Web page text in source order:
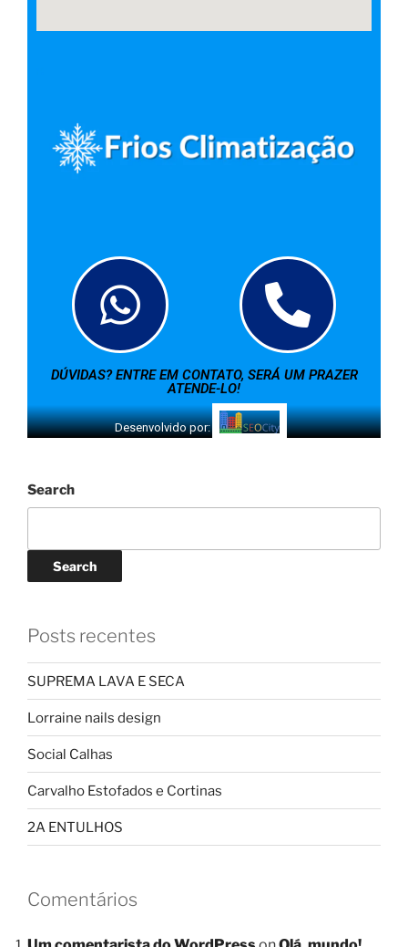
DÚVIDAS? ENTRE EM CONTATO, SERÁ UM PRAZER
ATENDE-LO!
Desenvolvido por:
Search
Search
Posts recentes
SUPREMA LAVA E SECA
Lorraine nails design
Social Calhas
Carvalho Estofados e Cortinas
2A ENTULHOS
Comentários